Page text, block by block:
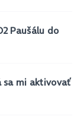
Paušálu do
mi aktivovať